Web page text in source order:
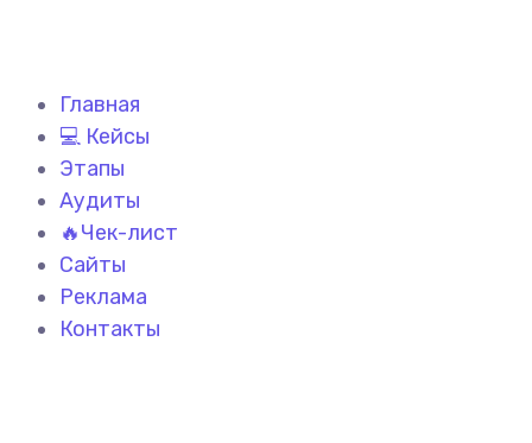
Главная
💻 Кейсы
Этапы
Аудиты
🔥Чек-лист
Сайты
Реклама
Контакты